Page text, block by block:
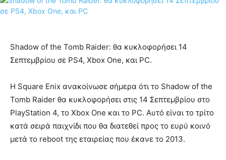
Shadow of the Tomb Raider: θα κυκλοφορήσει 14
Σεπτεμβρίου σε PS4, Xbox One, και PC.
Η Square Enix ανακοίνωσε σήμερα ότι το Shadow of the
Tomb Raider θα κυκλοφορήσει στις 14 Σεπτεμβρίου στο
PlayStation 4, το Xbox One και το PC. Αυτό είναι το τρίτο
κατά σειρά παιχνίδι που θα διατεθεί προς το ευρύ κοινό
μετά το reboot της εταιρείας που έκανε το 2013.